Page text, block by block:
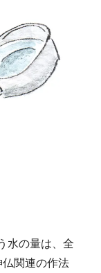
水の量は、全
関連の作法